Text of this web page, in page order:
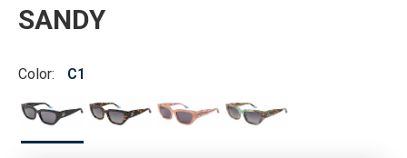
SANDY
Color: C1